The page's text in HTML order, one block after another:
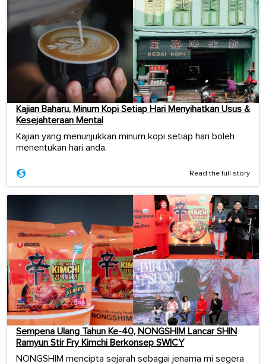
Kajian Baharu, Minum Kopi Setiap Hari Menyihatkan Usus &
Kesejahteraan Mental
Kajian yang menunjukkan minum kopi setiap hari boleh
menentukan hari anda.
Read the full story
Sempena Ulang Tahun Ke-40, NONGSHIM Lancar SHIN
Ramyun Stir Fry Kimchi Berkonsep SWICY
NONGSHIM mencipta sejarah sebagai jenama mi segera